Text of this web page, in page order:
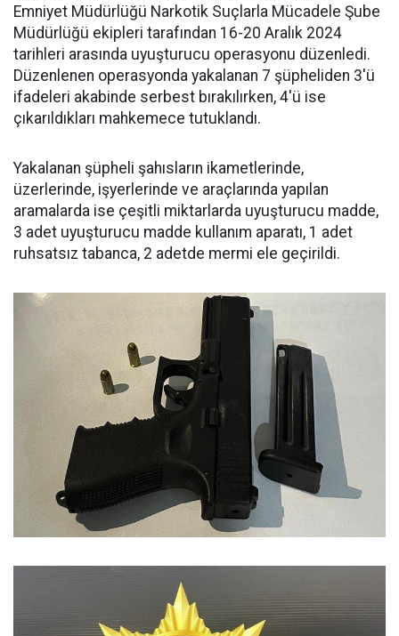
Emniyet Müdürlüğü Narkotik Suçlarla Mücadele Şube
Müdürlüğü ekipleri tarafından 16-20 Aralık 2024
tarihleri arasında uyuşturucu operasyonu düzenledi.
Düzenlenen operasyonda yakalanan 7 şüpheliden 3'ü
ifadeleri akabinde serbest bırakılırken, 4'ü ise
çıkarıldıkları mahkemece tutuklandı.
Yakalanan şüpheli şahısların ikametlerinde,
üzerlerinde, işyerlerinde ve araçlarında yapılan
aramalarda ise çeşitli miktarlarda uyuşturucu madde,
3 adet uyuşturucu madde kullanım aparatı, 1 adet
ruhsatsız tabanca, 2 adetde mermi ele geçirildi.